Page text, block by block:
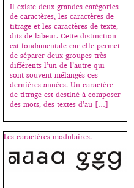
Il existe deux grandes catégories
de caractères, les caractères de
titrage et les caractères de texte,
dits de labeur. Cette distinction
est fondamentale car elle permet
de séparer deux groupes très
différents l’un de l’autre qui
sont souvent mélangés ces
dernières années. Un caractère
de titrage est destiné à composer
des mots, des textes d’au […]
Les caractères modulaires.